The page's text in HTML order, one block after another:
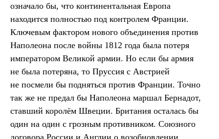
означало бы, что континентальная Европа
находится полностью под контролем Франции.
Ключевым фактором нового объединения против
Наполеона после войны 1812 года была потеря
императором Великой армии. Но если бы армия
не была потеряна, то Пруссия с Австрией
не посмели бы подняться против Франции. Точно
так же не предал бы Наполеона маршал Бернадот,
ставший королём Швеции. Британия осталась бы
один на один с грозным противником. Союзного
договора России и Англии о возобновлении